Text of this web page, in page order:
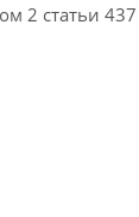
2 статьи